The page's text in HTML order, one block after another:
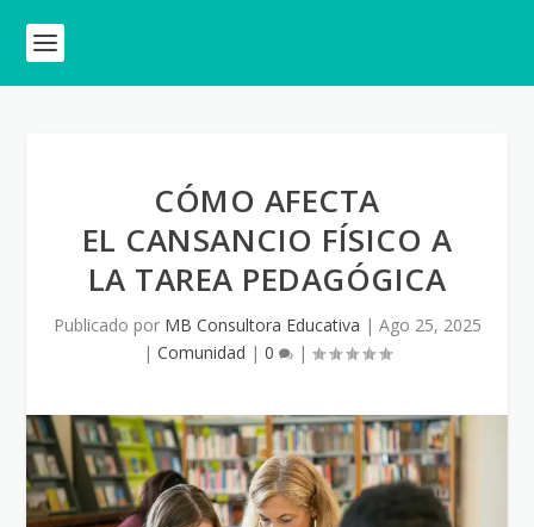
CÓMO AFECTA
EL CANSANCIO FÍSICO A
LA TAREA PEDAGÓGICA
Publicado por MB Consultora Educativa | Ago 25, 2025
| Comunidad | 0 |